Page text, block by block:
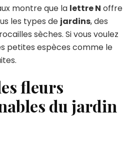
montre que la lettre N offre
les types de jardins, des
sèches. Si vous voulez
petites espèces comme le
fleurs
du jardin